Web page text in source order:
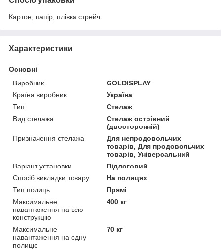
Картон, папір, плівка стрейч.
Характеристики
Основні
Виробник
GOLDISPLAY
Країна виробник
Україна
Тип
Стелаж
Вид стелажа
Стелаж острівний
(двосторонній)
Призначення стелажа
Для непродовольчих
товарів, Для продовольчих
товарів, Універсальний
Варіант установки
Підлоговий
Спосіб викладки товару
На полицях
Тип полиць
Прямі
Максимальне
навантаження на всю
конструкцію
400 кг
Максимальне
навантаження на одну
полицю
70 кг